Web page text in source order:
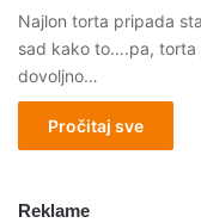
Najlon torta pripada
sad kako to….pa, torta
dovoljno…
Pročitaj sve
Reklame